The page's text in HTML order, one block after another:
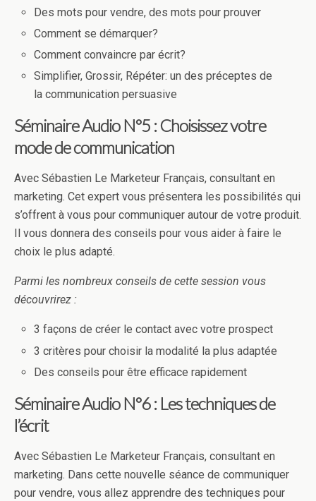
Des mots pour vendre, des mots pour prouver
Comment se démarquer?
Comment convaincre par écrit?
Simplifier, Grossir, Répéter: un des préceptes de
la communication persuasive
Séminaire Audio N°5 : Choisissez votre
mode de communication
Avec Sébastien Le Marketeur Français, consultant en
marketing. Cet expert vous présentera les possibilités qui
s’offrent à vous pour communiquer autour de votre produit.
Il vous donnera des conseils pour vous aider à faire le
choix le plus adapté.
Parmi les nombreux conseils de cette session vous
découvrirez :
3 façons de créer le contact avec votre prospect
3 critères pour choisir la modalité la plus adaptée
Des conseils pour être efficace rapidement
Séminaire Audio N°6 : Les techniques de
l’écrit
Avec Sébastien Le Marketeur Français, consultant en
marketing. Dans cette nouvelle séance de communiquer
pour vendre, vous allez apprendre des techniques pour